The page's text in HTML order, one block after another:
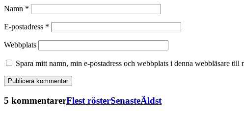
Namn *
E-postadress *
Webbplats
Spara mitt namn, min e-postadress och webbplats i denna webbläsare till
5 kommentarerFlest rösterSenasteÄldst